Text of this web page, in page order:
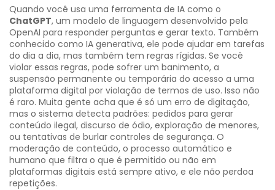
Quando você usa uma ferramenta de IA como o
ChatGPT, um modelo de linguagem desenvolvido pela
OpenAI para responder perguntas e gerar texto. Também
conhecido como IA generativa, ele pode ajudar em tarefas
do dia a dia, mas também tem regras rígidas. Se você
violar essas regras, pode sofrer um banimento, a
suspensão permanente ou temporária do acesso a uma
plataforma digital por violação de termos de uso. Isso não
é raro. Muita gente acha que é só um erro de digitação,
mas o sistema detecta padrões: pedidos para gerar
conteúdo ilegal, discurso de ódio, exploração de menores,
ou tentativas de burlar controles de segurança. O
moderação de conteúdo, o processo automático e
humano que filtra o que é permitido ou não em
plataformas digitais está sempre ativo, e ele não perdoa
repetições.